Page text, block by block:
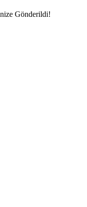
Gönderildi!